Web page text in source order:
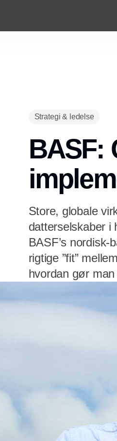
Strategi & ledelse
BASF:
Store, globale
datterselskaber
BASF’s
rigtige ”fit”
hvordan gør